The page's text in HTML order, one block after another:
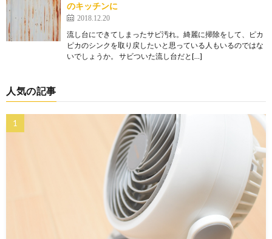
のキッチンに
2018.12.20
流し台にできてしまったサビ汚れ。綺麗に掃除をして、ピカ
ピカのシンクを取り戻したいと思っている人もいるのではな
いでしょうか。 サビついた流し台だと[…]
人気の記事